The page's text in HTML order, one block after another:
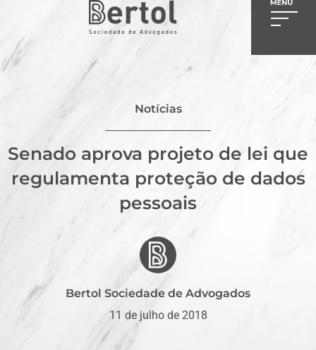
Notícias
Senado aprova projeto de lei que
regulamenta proteção de dados
pessoais
Bertol Sociedade de Advogados
11 de julho de 2018